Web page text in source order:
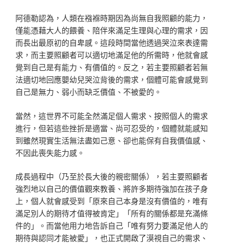
阿德勒認為，人類在襁褓時期因為尚無自我照顧的能力，
僅能憑藉大人的餵養、陪伴來滿足生理與心理的需求，因
而長出最原初的自卑感。這段時間當他透過哭泣來表達需
求，而主要照顧者可以適切地滿足他的所需時，他就會感
覺到自己是有能力、有價值的。反之，若主要照顧者若無
法適切地回應嬰幼兒哭泣背後的需求，個體可能會感覺到
自己是無力、弱小而缺乏價值、不被愛的。
當然，這世界不可能全然滿足個人需求、按照個人的需求
進行，但若這些挫折是適當、尚可忍受的，個體就能感知
到雖然現實生活無法盡如己意、卻也能保有自我價值感、
不因此喪失能力感。
成長過程中（乃至於長大後的親密關係），若主要照顧者
強烈地以自己的價值觀來教養、將許多期待強加在孩子身
上，個人就會感受到「原來自己本身是沒有價值的，唯有
滿足別人的期待才值得被肯定」「所有的關係都是充滿條
件的」。而當他用力地告訴自己「唯有努力要滿足他人的
期待與認同才能被愛」，也正式開啟了漠視自己的需求、